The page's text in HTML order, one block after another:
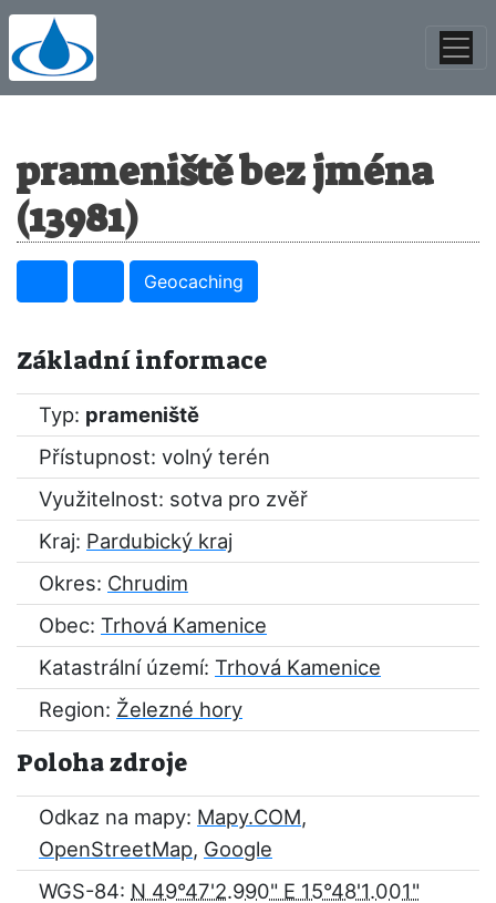
prameniště bez jména
(13981)
Geocaching
Základní informace
Typ: prameniště
Přístupnost: volný terén
Využitelnost: sotva pro zvěř
Kraj: Pardubický kraj
Okres: Chrudim
Obec: Trhová Kamenice
Katastrální území: Trhová Kamenice
Region: Železné hory
Poloha zdroje
Odkaz na mapy: Mapy.COM,
OpenStreetMap, Google
WGS-84: N 49°47'2.990" E 15°48'1.001"